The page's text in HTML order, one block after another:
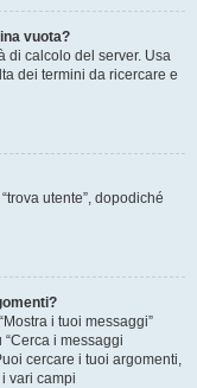
vuota?
di calcolo del server. Usa
dei termini da ricercare e
utente”, dopodiché
i tuoi messaggi”
i messaggi
cercare i tuoi argomenti,
vari campi